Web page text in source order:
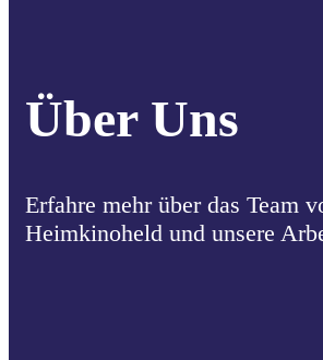
Über Uns
Erfahre mehr über das Team
Heimkinoheld und unsere